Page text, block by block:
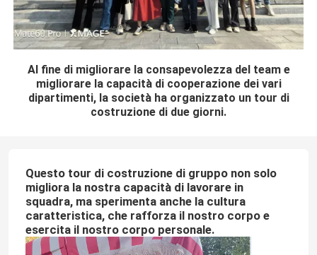
Al fine di migliorare la consapevolezza del team e
migliorare la capacità di cooperazione dei vari
dipartimenti, la società ha organizzato un tour di
costruzione di due giorni.
Questo tour di costruzione di gruppo non solo
migliora la nostra capacità di lavorare in
squadra, ma sperimenta anche la cultura
caratteristica, che rafforza il nostro corpo e
esercita il nostro corpo personale.